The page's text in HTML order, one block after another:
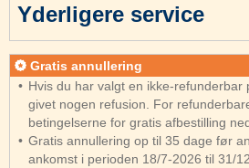
Yderligere service
Gratis annullering
Hvis du har valgt en ikke-refunderbar
givet nogen refusion. For
betingelserne for gratis afbestilling
Gratis annullering op til 35 dage før
ankomst i perioden 18/7-2026 til 31/